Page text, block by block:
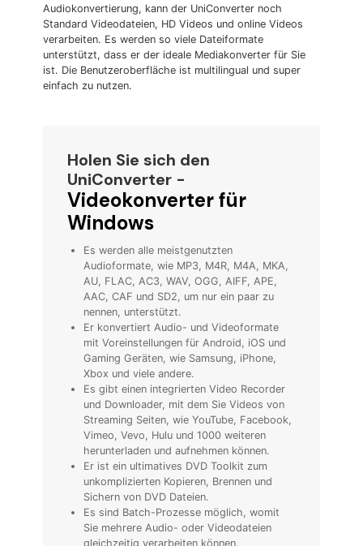
Audiokonvertierung, kann der UniConverter noch
Standard Videodateien, HD Videos und online Videos
verarbeiten. Es werden so viele Dateiformate
unterstützt, dass er der ideale Mediakonverter für Sie
ist. Die Benutzeroberfläche ist multilingual und super
einfach zu nutzen.
Holen Sie sich den
UniConverter -
Videokonverter für
Windows
Es werden alle meistgenutzten
Audioformate, wie MP3, M4R, M4A, MKA,
AU, FLAC, AC3, WAV, OGG, AIFF, APE,
AAC, CAF und SD2, um nur ein paar zu
nennen, unterstützt.
Er konvertiert Audio- und Videoformate
mit Voreinstellungen für Android, iOS und
Gaming Geräten, wie Samsung, iPhone,
Xbox und viele andere.
Es gibt einen integrierten Video Recorder
und Downloader, mit dem Sie Videos von
Streaming Seiten, wie YouTube, Facebook,
Vimeo, Vevo, Hulu und 1000 weiteren
herunterladen und aufnehmen können.
Er ist ein ultimatives DVD Toolkit zum
unkomplizierten Kopieren, Brennen und
Sichern von DVD Dateien.
Es sind Batch-Prozesse möglich, womit
Sie mehrere Audio- oder Videodateien
gleichzeitig verarbeiten können.